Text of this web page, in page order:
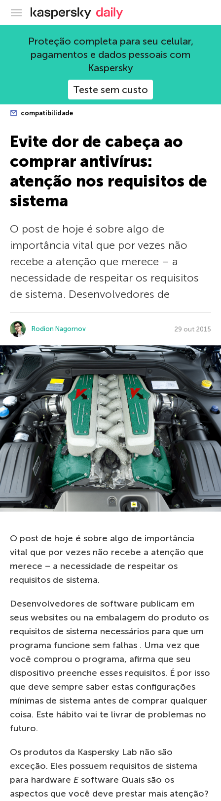
Blog oficial da Kaspersky
Proteção completa para seu celular,
pagamentos e dados pessoais com
Kaspersky
Teste sem custo
compatibilidade
Evite dor de cabeça ao
comprar antivírus:
atenção nos requisitos de
sistema
O post de hoje é sobre algo de
importância vital que por vezes não
recebe a atenção que merece – a
necessidade de respeitar os requisitos
de sistema. Desenvolvedores de
Rodion Nagornov 29 out 2015
O post de hoje é sobre algo de importância
vital que por vezes não recebe a atenção que
merece – a necessidade de respeitar os
requisitos de sistema.
Desenvolvedores de software publicam em
seus websites ou na embalagem do produto os
requisitos de sistema necessários para que um
programa funcione sem falhas . Uma vez que
você comprou o programa, afirma que seu
dispositivo preenche esses requisitos. É por isso
que deve sempre saber estas configurações
mínimas de sistema antes de comprar qualquer
coisa. Este hábito vai te livrar de problemas no
futuro.
Os produtos da Kaspersky Lab não são
exceção. Eles possuem requisitos de sistema
para hardware Esoftware Quais são os
aspectos que você deve prestar mais atenção?